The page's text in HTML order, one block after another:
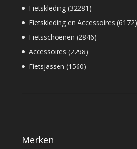
Fietskleding (32281)
Fietskleding en Accessoires (6172)
Fietsschoenen (2846)
Accessoires (2298)
Fietsjassen (1560)
Merken